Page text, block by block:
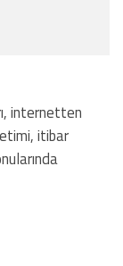
internetten
itibar